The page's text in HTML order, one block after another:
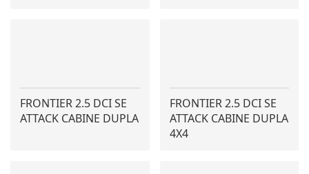
FRONTIER 2.5 DCI SE
ATTACK CABINE DUPLA
FRONTIER 2.5 DCI SE
ATTACK CABINE DUPLA
4X4